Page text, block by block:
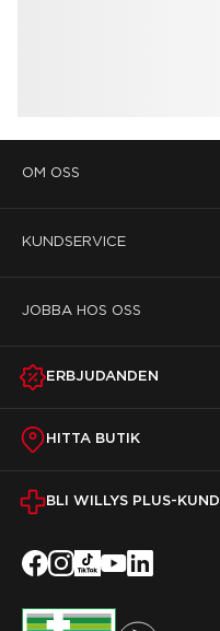
OM OSS
KUNDSERVICE
JOBBA HOS OSS
ERBJUDANDEN
HITTA BUTIK
BLI WILLYS PLUS-KUND